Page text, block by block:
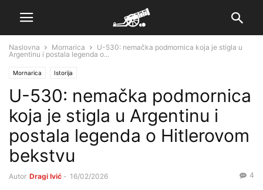
Naslovna Mornarica
U-530: nemačka podmornica koja je stigla u
Argentinu i postala legenda o...
Mornarica Istorija
U-530: nemačka podmornica
koja je stigla u Argentinu i
postala legenda o Hitlerovom
bekstvu
Autor Dragi Ivić - 16/02/2026 4